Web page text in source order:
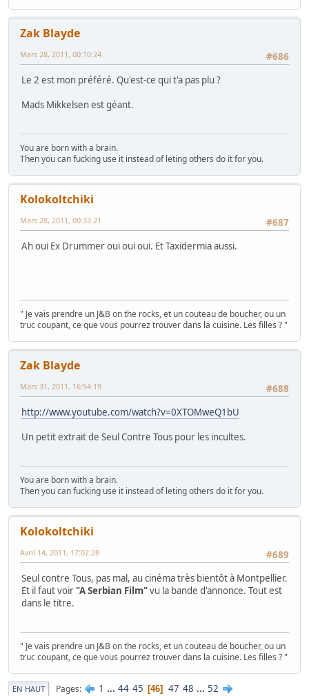
Zak Blayde
#686
Mars 28, 2011, 00:10:24
Le 2 est mon préféré. Qu'est-ce qui t'a pas plu ?
Mads Mikkelsen est géant.
You are born with a brain.
Then you can fucking use it instead of leting others do it for you.
Kolokoltchiki
#687
Mars 28, 2011, 00:33:21
Ah oui Ex Drummer oui oui oui. Et Taxidermia aussi.
" Je vais prendre un J&B on the rocks, et un couteau de boucher, ou un
truc coupant, ce que vous pourrez trouver dans la cuisine. Les filles ? "
Zak Blayde
#688
Mars 31, 2011, 16:54:19
http://www.youtube.com/watch?v=0XTOMweQ1bU
Un petit extrait de Seul Contre Tous pour les incultes.
You are born with a brain.
Then you can fucking use it instead of leting others do it for you.
Kolokoltchiki
#689
Avril 14, 2011, 17:02:28
Seul contre Tous, pas mal, au cinéma très bientôt à Montpellier.
Et il faut voir "A Serbian Film"vu la bande d'annonce. Tout est
dans le titre.
" Je vais prendre un J&B on the rocks, et un couteau de boucher, ou un
truc coupant, ce que vous pourrez trouver dans la cuisine. Les filles ? "
EN HAUT Pages 1 ... 44 45 46 47 48 ... 52